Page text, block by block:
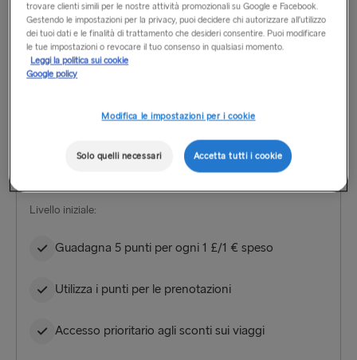
Ti piacerebbe conoscere le ultime novità in anteprima? I soci
MORE hanno accesso esclusivo e prioritario a offerte e
sconti stagionali. E non è tutto: con i livelli Gold e Platinum
potrai ottenere ancora di più, grazie al doppio dei punti e a
Iscrizione a Blue
Livello iniziale:
Guadagna 5 punti per ogni 1 £/1 € speso
Utilizza i punti per le prenotazioni
Accesso prioritario agli sconti sui viaggi
trovare clienti simili per le nostre attività promozionali su Google e Facebook.
Gestendo le impostazioni per la privacy, puoi decidere chi autorizzare all’utilizzo
dei tuoi dati e le finalità di trattamento che desideri consentire. Puoi modificare
le tue impostazioni o revocare il tuo consenso in qualsiasi momento.
Leggi la politica sui cookie
Google policy
Modifica le impostazioni per i cookie
Solo quelli necessari Accetta tutti i cookie